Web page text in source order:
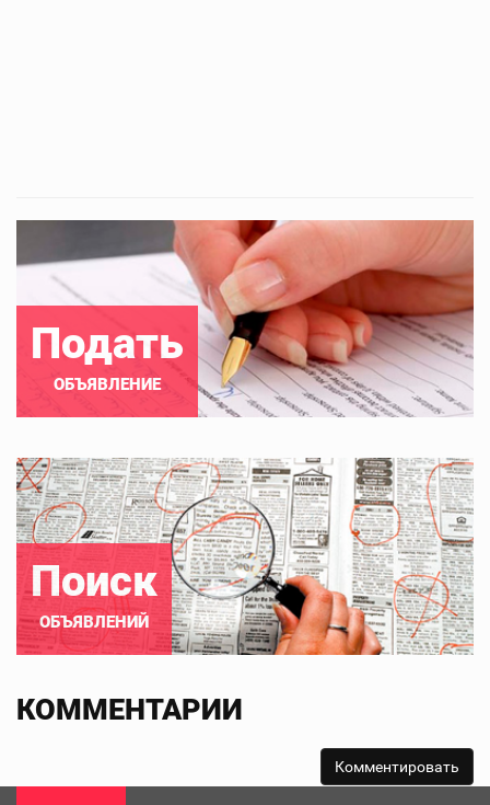
Подать
ОБЪЯВЛЕНИЕ
Поиск
ОБЪЯВЛЕНИЙ
КОММЕНТАРИИ